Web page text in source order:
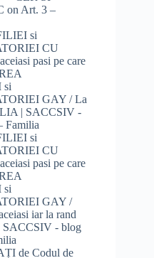
on Art. 3 –
si
CU
pasi pe care
si
GAY / La
| SACCSIV -
Familia
si
CU
pasi pe care
si
GAY /
iar la rand
SACCSIV - blog
de Codul de